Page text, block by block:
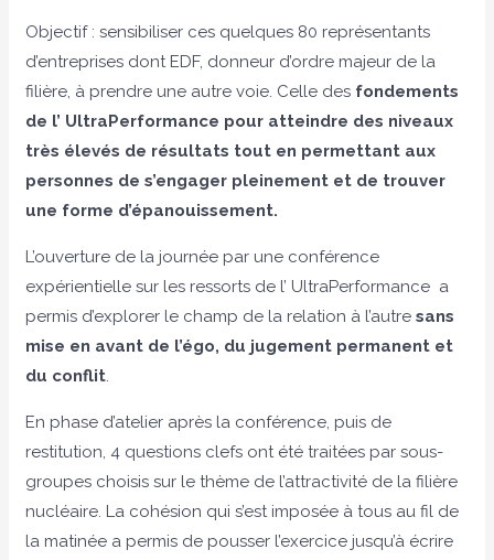
Objectif : sensibiliser ces quelques 80 représentants
d’entreprises dont EDF, donneur d’ordre majeur de la
filière, à prendre une autre voie. Celle des fondements
de l’ UltraPerformance pour atteindre des niveaux
très élevés de résultats tout en permettant aux
personnes de s’engager pleinement et de trouver
une forme d’épanouissement.
L’ouverture de la journée par une conférence
expérientielle sur les ressorts de l’ UltraPerformance a
permis d’explorer le champ de la relation à l’autresans
mise en avant de l’égo, du jugement permanent et
du conflit.
En phase d’atelier après la conférence, puis de
restitution, 4 questions clefs ont été traitées par sous-
groupes choisis sur le thème de l’attractivité de la filière
nucléaire. La cohésion qui s’est imposée à tous au fil de
la matinée a permis de pousser l’exercice jusqu’à écrire